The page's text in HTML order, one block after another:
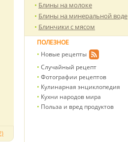
Блины на молоке
Блины на минеральной воде
Блинчики с мясом
ПОЛЕЗНОЕ
Новые рецепты
Случайный рецепт
Фотографии рецептов
Кулинарная энциклопедия
Кухни народов мира
Польза и вред продуктов